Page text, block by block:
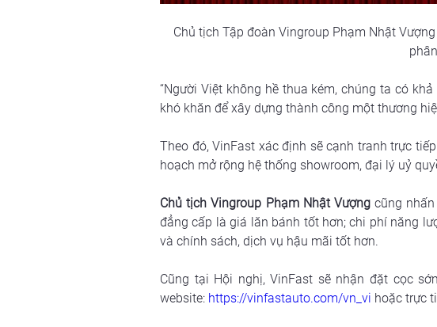
Chủ tịch Tập đoàn Vingroup Phạm Nhật
“Người Việt không hề thua kém, chúng ta có
khó khăn để xây dựng thành công một thương
Theo đó, VinFast xác định sẽ cạnh tranh trực
hoạch mở rộng hệ thống showroom, đại lý uỷ
Chủ tịch Vingroup Phạm Nhật Vượng cũng
đẳng cấp là giá lăn bánh tốt hơn; chi phí năng
và chính sách, dịch vụ hậu mãi tốt hơn.
Cũng tại Hội nghị, VinFast sẽ nhận đặt cọc
website: https://vinfastauto.com/vn_vi hoặc trực